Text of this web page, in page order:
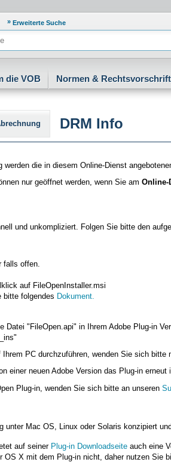
Erweiterte Suche
die VOB Normen &
DRM Info
die in diesem Online-Dienst
nur geöffnet werden, wenn Sie am Online-
und unkompliziert. Folgen Sie bitte den
falls offen.
auf FileOpenInstaller.msi
bitte folgendes Dokument.
Datei "FileOpen.api" in Ihrem Adobe Plug-in
PC durchzuführen, wenden Sie sich bitte
einer neuen Adobe Version das Plug-in erneut
Plug-in, wenden Sie sich bitte an unseren
unter Mac OS, Linux oder Solaris konzipiert
auf seiner Plug-in Downloadseite auch eine
OS X mit dem Plug-in nicht, daher nutzen Sie